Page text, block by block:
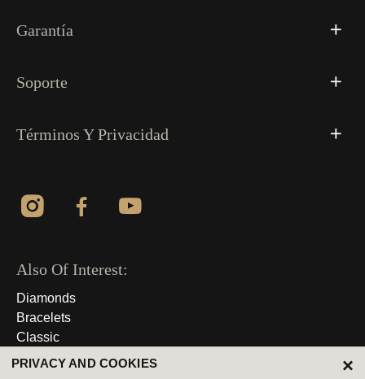
Garantía
Soporte
Términos Y Privacidad
Also Of Interest:
Diamonds
Bracelets
Classic
© 2026 Derechos Reservados
PRIVACY AND COOKIES ×